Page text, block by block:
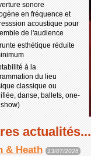
sonore
en fréquence et
acoustique pour
de l'audience
esthétique réduite
à la
du lieu
classique ou
danse, ballets, one-
actualités...
& Heath 13/07/2026